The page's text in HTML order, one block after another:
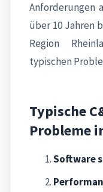
Anforderungen
über 10 Jahren
Region
typischen
Typische
Probleme
Software